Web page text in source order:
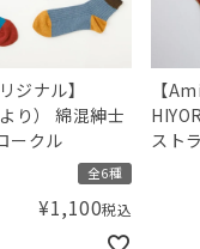
ジナル】
り） 綿混紳士
ークル
全6種
¥1,100税込
【
スト